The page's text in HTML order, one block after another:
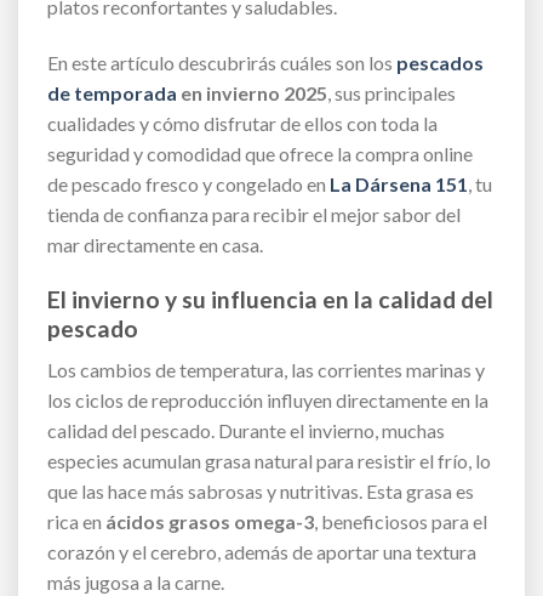
platos reconfortantes y saludables.
En este artículo descubrirás cuáles son los pescados
de temporada en invierno 2025 , sus principales
cualidades y cómo disfrutar de ellos con toda la
seguridad y comodidad que ofrece la compra online
de pescado fresco y congelado en La Dársena 151 , tu
tienda de confianza para recibir el mejor sabor del
mar directamente en casa.
El invierno y su influencia en la calidad del
pescado
Los cambios de temperatura, las corrientes marinas y
los ciclos de reproducción influyen directamente en la
calidad del pescado. Durante el invierno, muchas
especies acumulan grasa natural para resistir el frío, lo
que las hace más sabrosas y nutritivas. Esta grasa es
rica en ácidos grasos omega-3, beneficiosos para el
corazón y el cerebro, además de aportar una textura
más jugosa a la carne.